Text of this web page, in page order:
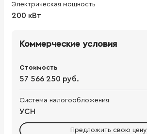
Электрическая мощность
200 кВт
Коммерческие условия
Стоимость
57 566 250 руб.
Система налогообложения
УСН
Предложить свою цену